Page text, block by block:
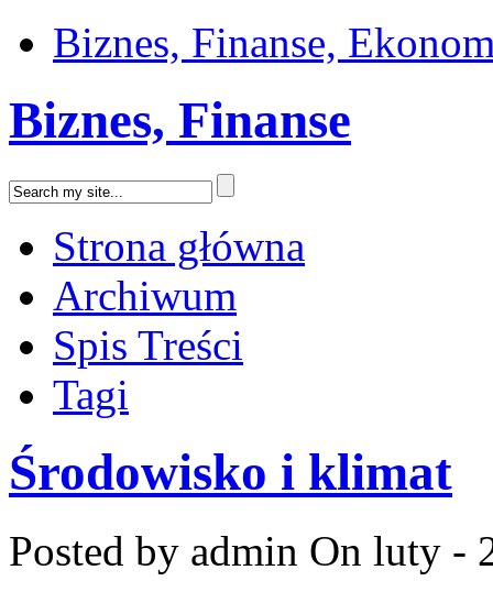
Biznes, Finanse,
Biznes, Finanse
Strona główna
Archiwum
Spis Treści
Tagi
Środowisko i klimat
Posted by admin On luty -